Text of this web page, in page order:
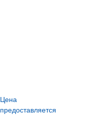
Цена
предоставляется